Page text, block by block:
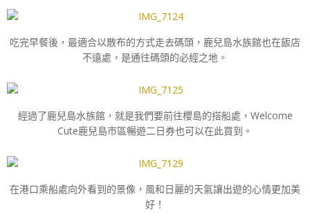
吃完早餐後，最適合以散布的方式走去碼頭，鹿兒島水族館也在飯店
不遠處，是通往碼頭的必經之地。
經過了鹿兒島水族館，就是我們要前往櫻島的搭船處， Welcome
Cute鹿兒島市區暢遊二日券也可以在此買到。
在港口乘船處向外看到的景像，風和日麗的天氣讓出遊的心情更加美
好！